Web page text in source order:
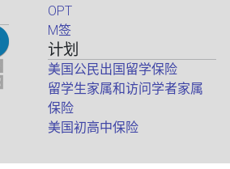
OPT
M签
计划
美国公民出国留学保险
留学生家属和访问学者家属
保险
美国初高中保险